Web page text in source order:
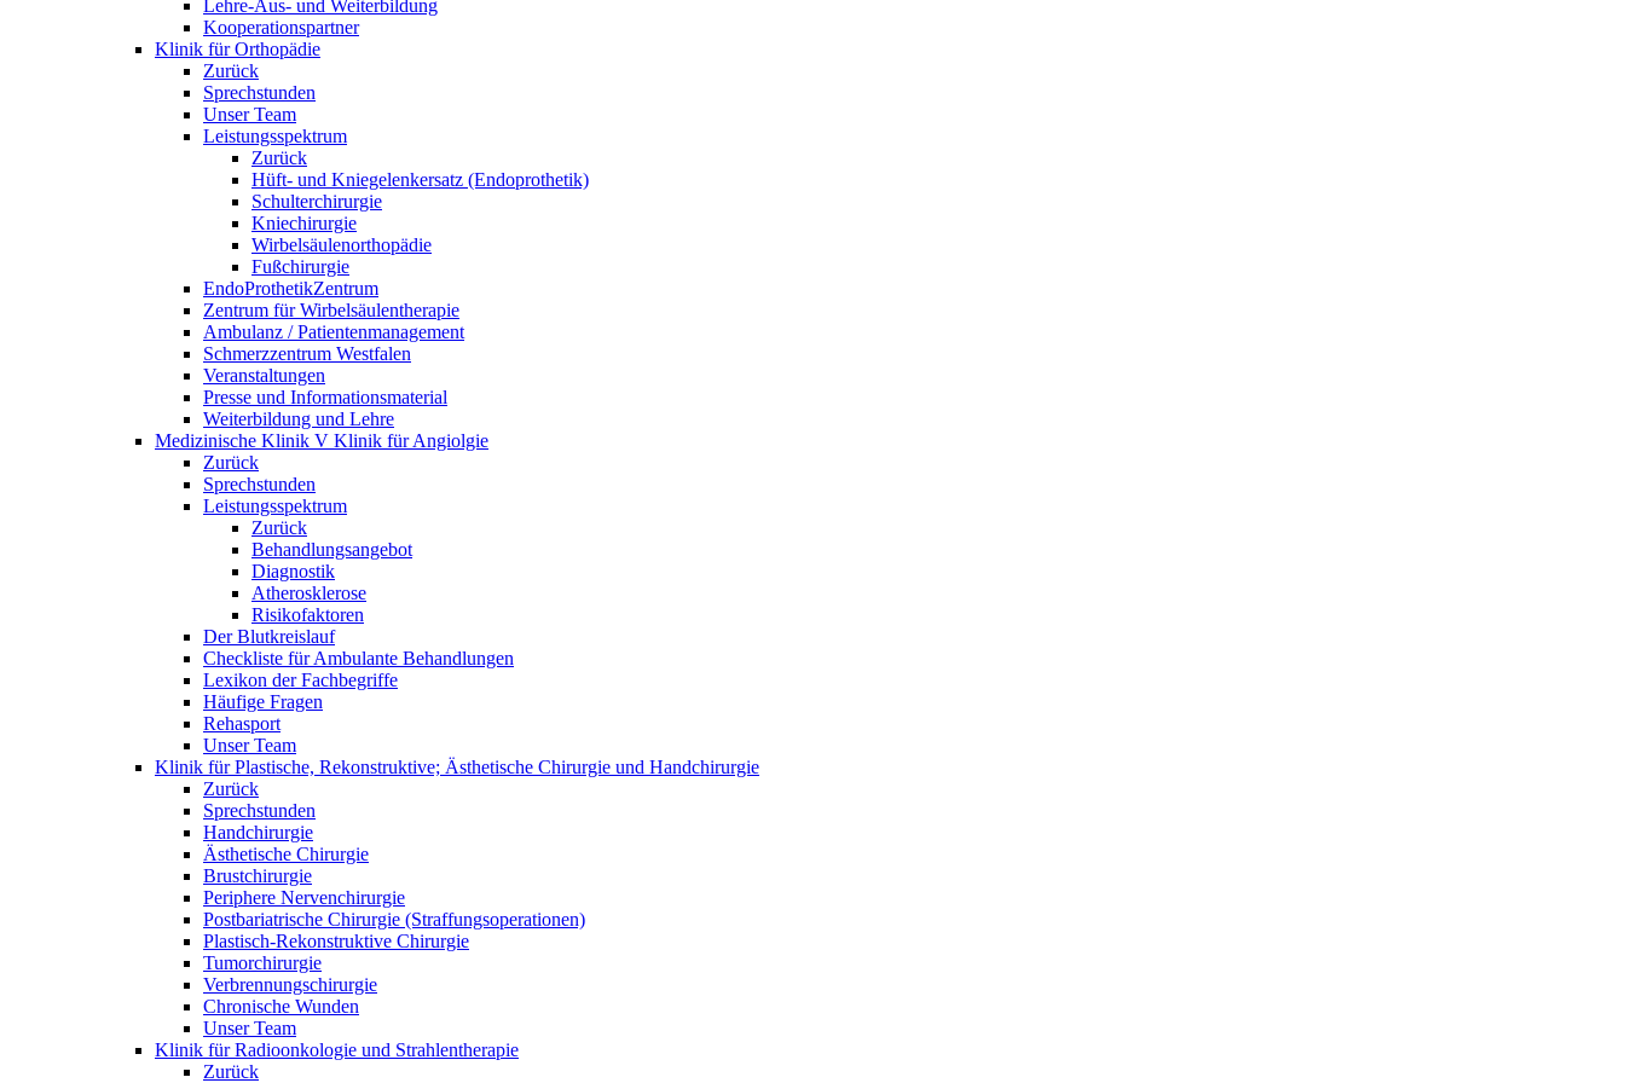
Lehre-Aus- und Weiterbildung
Kooperationspartner
Klinik für Orthopädie
Zurück
Sprechstunden
Unser Team
Leistungsspektrum
Zurück
Hüft- und Kniegelenkersatz (Endoprothetik)
Schulterchirurgie
Kniechirurgie
Wirbelsäulenorthopädie
Fußchirurgie
EndoProthetikZentrum
Zentrum für Wirbelsäulentherapie
Ambulanz / Patientenmanagement
Schmerzzentrum Westfalen
Veranstaltungen
Presse und Informationsmaterial
Weiterbildung und Lehre
Medizinische Klinik V Klinik für Angiolgie
Zurück
Sprechstunden
Leistungsspektrum
Zurück
Behandlungsangebot
Diagnostik
Atherosklerose
Risikofaktoren
Der Blutkreislauf
Checkliste für Ambulante Behandlungen
Lexikon der Fachbegriffe
Häufige Fragen
Rehasport
Unser Team
Klinik für Plastische, Rekonstruktive; Ästhetische Chirurgie und Handchirurgie
Zurück
Sprechstunden
Handchirurgie
Ästhetische Chirurgie
Brustchirurgie
Periphere Nervenchirurgie
Postbariatrische Chirurgie (Straffungsoperationen)
Plastisch-Rekonstruktive Chirurgie
Tumorchirurgie
Verbrennungschirurgie
Chronische Wunden
Unser Team
Klinik für Radioonkologie und Strahlentherapie
Zurück